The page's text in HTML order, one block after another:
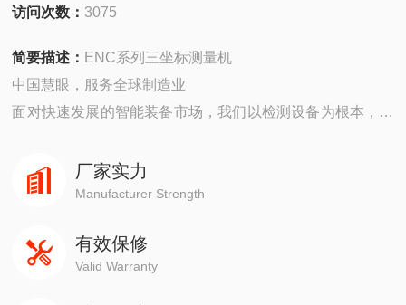
访问次数：3075
简要描述： ENC系列三坐标测量机
中国慧眼，服务全球制造业
面对快速发展的智能装备市场，我们以检测设备为根本，坚
道路上前进！厂家实力
Manufacturer Strength
有效保修
Valid Warranty